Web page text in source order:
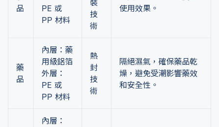
品
PE 或
PP 材料
裝
技
術
使用效果。
藥
品
內層：藥
用級鋁箔
外層：
PE 或
PP 材料
熱
封
技
術
隔絕濕氣，確保藥品乾
燥，避免受潮影響藥效
和安全性。
內層：